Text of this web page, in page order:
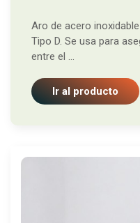
Aro de acero
Tipo D. Se usa para
entre el ...
Ir al producto